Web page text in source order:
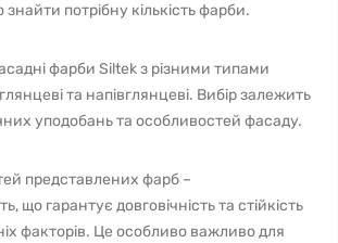
потрібну кількість фарби.
фарби Siltek з різними типами
та напівглянцеві. Вибір залежить
уподобань та особливостей фасаду.
представлених фарб –
що гарантує довговічність та стійкість
факторів. Це особливо важливо для